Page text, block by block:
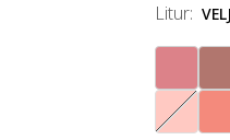
litur: